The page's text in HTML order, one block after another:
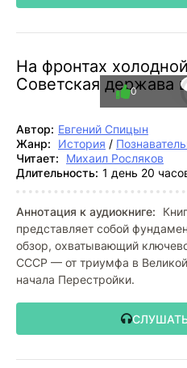
На фронтах
Советская держава
0
Автор: Евгений Спицын
Жанр:
История /
Читает:
Михаил Росляков
Длительность: 1 день 20
Аннотация к аудиокниге:
представляет собой
обзор, охватывающий
СССР — от триумфа в
начала Перестройки.